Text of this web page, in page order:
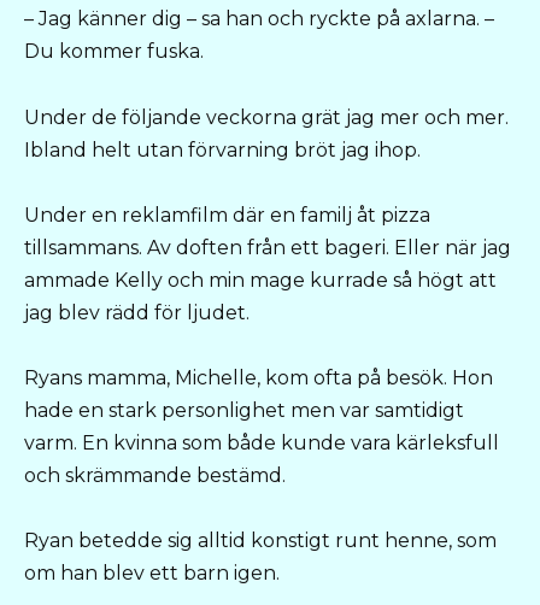
– Jag känner dig – sa han och ryckte på axlarna. –
Du kommer fuska.
Under de följande veckorna grät jag mer och mer.
Ibland helt utan förvarning bröt jag ihop.
Under en reklamfilm där en familj åt pizza
tillsammans. Av doften från ett bageri. Eller när jag
ammade Kelly och min mage kurrade så högt att
jag blev rädd för ljudet.
Ryans mamma, Michelle, kom ofta på besök. Hon
hade en stark personlighet men var samtidigt
varm. En kvinna som både kunde vara kärleksfull
och skrämmande bestämd.
Ryan betedde sig alltid konstigt runt henne, som
om han blev ett barn igen.